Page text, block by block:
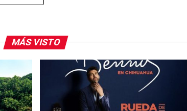
parte de la carpeta de
MÁS VISTO